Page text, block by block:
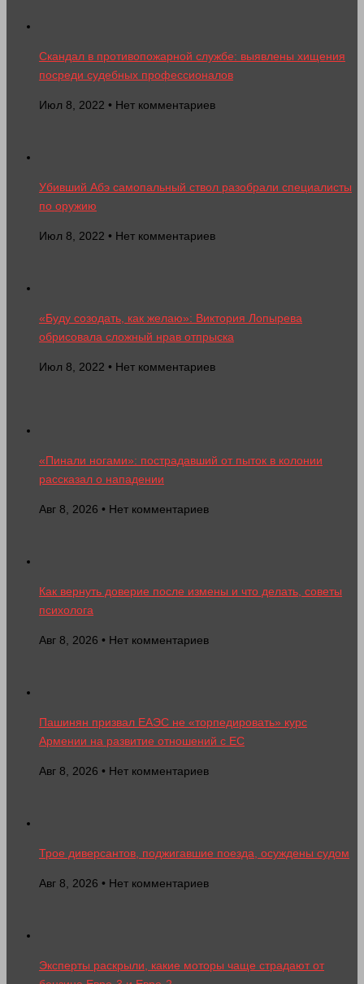
Скандал в противопожарной службе: выявлены хищения
посреди судебных профессионалов
Июл 8, 2022 • Нет комментариев
Убивший Абэ самопальный ствол разобрали специалисты
по оружию
Июл 8, 2022 • Нет комментариев
«Буду созодать, как желаю»: Виктория Лопырева
обрисовала сложный нрав отпрыска
Июл 8, 2022 • Нет комментариев
«Пинали ногами»: пострадавший от пыток в колонии
рассказал о нападении
Авг 8, 2026 • Нет комментариев
Как вернуть доверие после измены и что делать, советы
психолога
Авг 8, 2026 • Нет комментариев
Пашинян призвал ЕАЭС не «торпедировать» курс
Армении на развитие отношений с ЕС
Авг 8, 2026 • Нет комментариев
Трое диверсантов, поджигавшие поезда, осуждены судом
Авг 8, 2026 • Нет комментариев
Эксперты раскрыли, какие моторы чаще страдают от